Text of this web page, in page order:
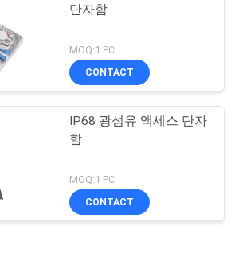
단자함
MOQ:1 PC
CONTACT
IP68 광섬유 액세스 단자
함
MOQ:1 PC
CONTACT